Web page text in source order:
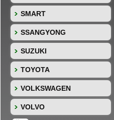
SMART
SSANGYONG
SUZUKI
TOYOTA
VOLKSWAGEN
VOLVO